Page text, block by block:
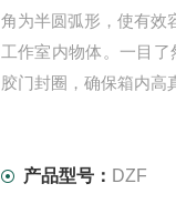
角为半圆弧形，使有效
工作室内物体。一目
胶门封圈，确保箱内高
产品型号： DZF